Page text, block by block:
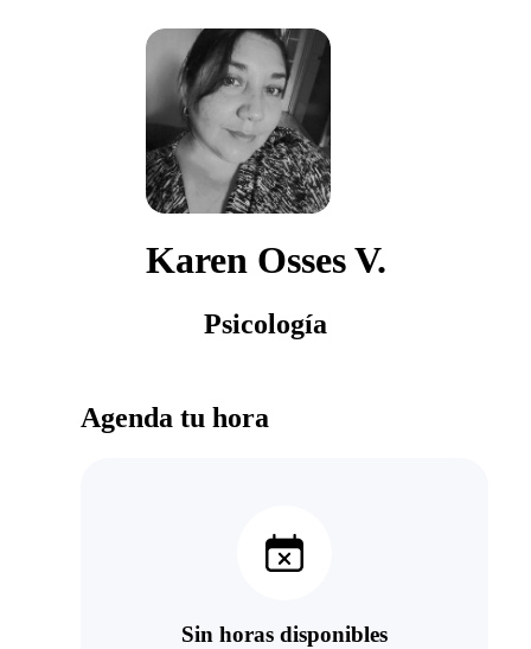
Karen Osses V.
Psicología
Agenda tu hora
Sin horas disponibles